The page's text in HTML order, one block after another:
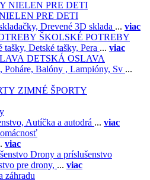
PRE DETI
Drevené 3D sklada ... viac
ŠKOLSKÉ POTREBY
tašky, Detské tašky, Pera ... viac
DETSKÁ OSLAVA
Poháre, Balóny , Lampióny, Sv ...
ZIMNÉ ŠPORTY
Autíčka a autodrá ... viac
viac
Drony a príslušenstvo
pre drony, ... viac
záhradu